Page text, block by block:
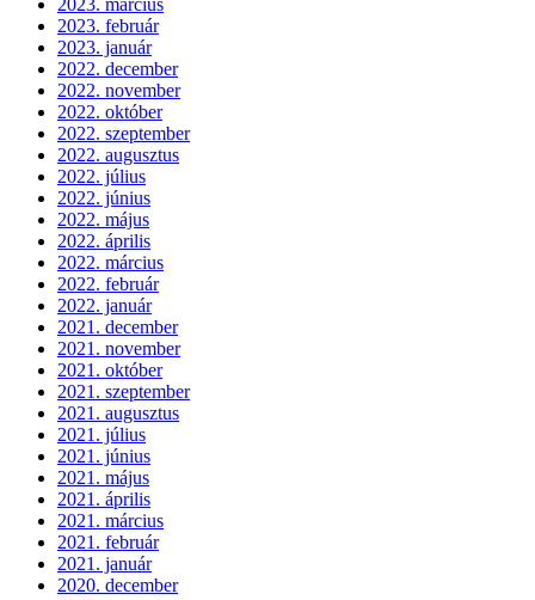
2023. február
2023. január
2022. december
2022. november
2022. október
2022. szeptember
2022. augusztus
2022. július
2022. június
2022. május
2022. április
2022. március
2022. február
2022. január
2021. december
2021. november
2021. október
2021. szeptember
2021. augusztus
2021. július
2021. június
2021. május
2021. április
2021. március
2021. február
2021. január
2020. december